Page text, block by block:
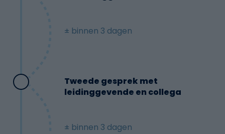
geclassificeerde cookies, waarbij we samenwerken met de
± binnen 3 dagen
± binnen 3 dagen
Tweede gesprek met
leidinggevende en collega